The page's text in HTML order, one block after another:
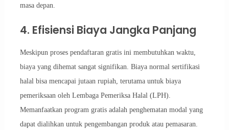
masa depan.
4. Efisiensi Biaya Jangka Panjang
Meskipun proses pendaftaran gratis ini membutuhkan waktu,
biaya yang dihemat sangat signifikan. Biaya normal sertifikasi
halal bisa mencapai jutaan rupiah, terutama untuk biaya
pemeriksaan oleh Lembaga Pemeriksa Halal (LPH).
Memanfaatkan program gratis adalah penghematan modal yang
dapat dialihkan untuk pengembangan produk atau pemasaran.